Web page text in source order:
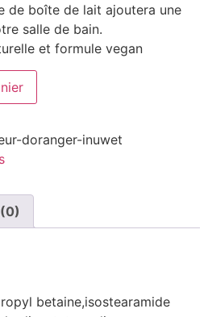
de boîte de lait ajoutera une
salle de bain.
et formule vegan
doranger-inuwet
betaine,isostearamide